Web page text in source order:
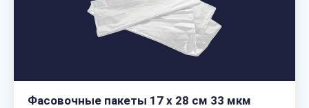
Фасовочные пакеты 17 х 28 см 33 мкм